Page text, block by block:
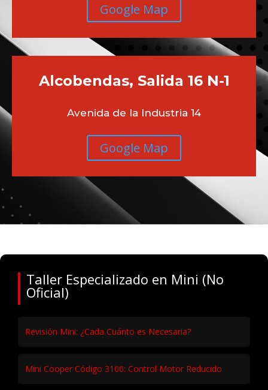
Google Map
Alcobendas, Salida 16 N-1
Avenida de la Industria 14
Google Map
Taller Especializado en Mini (No
Oficial)
Revisión Mini: ¿Cada Cuánto es Necesaria?
Mini Cooper Código 3100: Control Motor Reducido